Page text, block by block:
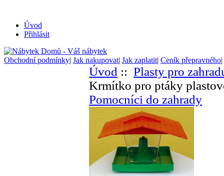
Úvod
Přihlásit
Obchodní podmínky| Jak nakupovat| Jak zaplatit| Ceník přepravného|
Úvod :: Plasty pro
Krmítko pro ptáky
Pomocníci do zahrady